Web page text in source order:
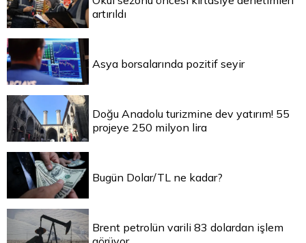
artırıldı
Asya borsalarında pozitif seyir
Doğu Anadolu turizmine dev yatırım! 55
projeye 250 milyon lira
Bugün Dolar/TL ne kadar?
Brent petrolün varili 83 dolardan işlem